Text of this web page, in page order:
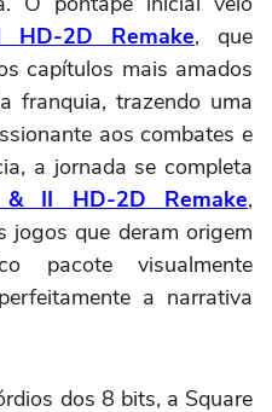
2D Remake, que
capítulos mais amados
franquia, trazendo uma
aos combates e
a jornada se completa
II HD-2D Remake,
jogos que deram origem
visualmente
a narrativa
dos 8 bits, a Square